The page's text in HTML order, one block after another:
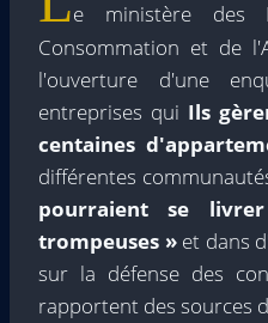
e ministère des
Consommation et de
l'ouverture d'une
entreprises qui Ils
centaines
différentes
pourraient se
trompeuses »et dans
sur la défense des
rapportent des sources